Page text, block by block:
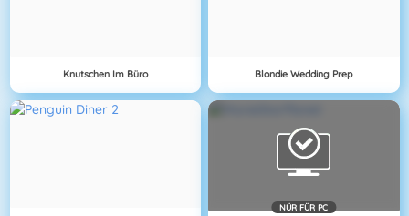
Knutschen Im Büro Blondie Wedding Prep
NÜR FÜR PC